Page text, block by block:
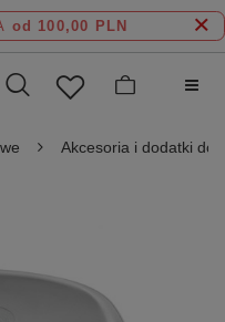
od 100,00 PLN
Akcesoria i dodatki do